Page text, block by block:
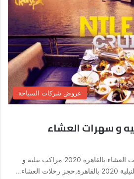
عروض شركات السياحة
و سهرات العشاء
اسعار البواخر النيليه و سهرات العشاء بالقاهره 2020 مراكب نيلية و
العشاء…